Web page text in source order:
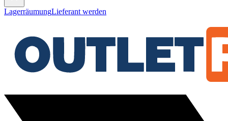
LagerräumungLieferant werden